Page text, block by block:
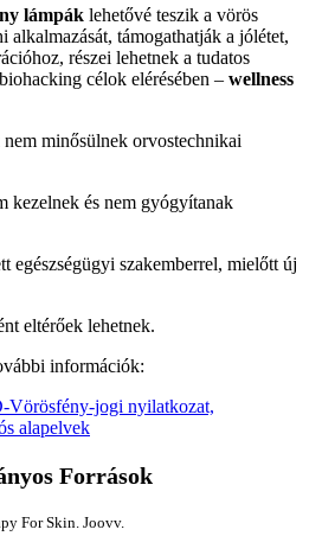
lámpák lehetővé teszik a vörös
alkalmazását, támogathatják a jólétet,
részei lehetnek a tudatos
célok elérésében – wellness
minősülnek orvostechnikai
kezelnek és nem gyógyítanak
egészségügyi szakemberrel, mielőtt új
eltérőek lehetnek.
információk:
Vörösfény-jogi nyilatkozat,
alapelvek
Források
For Skin. Joovv.